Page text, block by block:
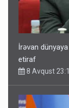
İrəvan
etiraf
8 Avqust